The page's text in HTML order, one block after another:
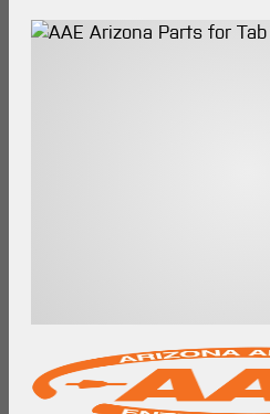
Bildergalerie überspringen